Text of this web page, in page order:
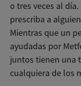
o tres veces al
prescriba a
Mientras que un
ayudadas por
juntos tienen una
cualquiera de los